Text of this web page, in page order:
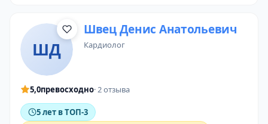
ШД
Швец Денис Анатольевич
кардиолог
5,0превосходно· 2 отзыва
5 лет в ТОП-3